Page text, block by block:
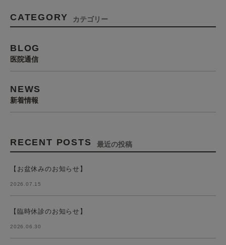
CATEGORY カテゴリー
BLOG
医院通信
NEWS
新着情報
RECENT POSTS 最近の投稿
【お盆休みのお知らせ】
2026.07.15
【臨時休診のお知らせ】
2026.06.30